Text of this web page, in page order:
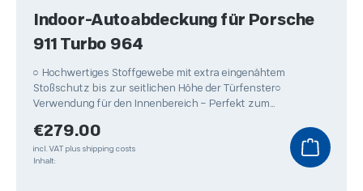
Indoor-Autoabdeckung für Porsche
911 Turbo 964
○ Hochwertiges Stoffgewebe mit extra eingenähtem
Stoßschutz bis zur seitlichen Höhe der Türfenster○
Verwendung für den Innenbereich – Perfekt zum
Regular price:
€279.00
incl. VAT plus shipping costs
Inhalt: